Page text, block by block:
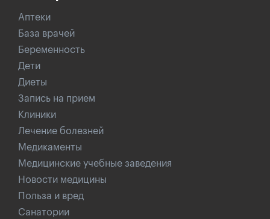
Аптеки
База врачей
Беременность
Дети
Диеты
Запись на прием
Клиники
Лечение болезней
Медикаменты
Медицинские учебные заведения
Новости медицины
Польза и вред
Санатории